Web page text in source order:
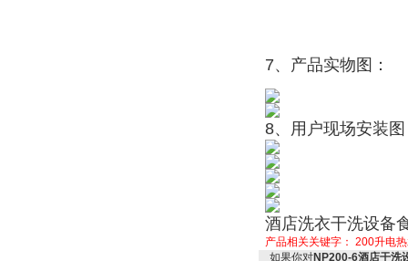
7、产品实物图：
8、用户现场安装
酒店洗衣干洗设备
产品相关关键字： 200升电
如果你对NP200-6酒店干洗